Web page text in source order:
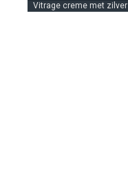
Vitrage creme met zilver